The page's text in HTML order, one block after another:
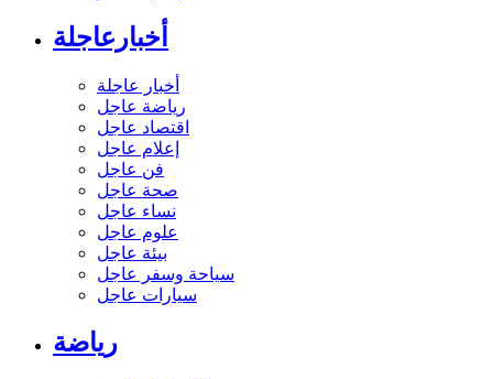
أخبارعاجلة
أخبار عاجلة
رياضة عاجل
اقتصاد عاجل
إعلام عاجل
فن عاجل
صحة عاجل
نساء عاجل
علوم عاجل
بيئة عاجل
سياحة وسفر عاجل
سيارات عاجل
رياضة